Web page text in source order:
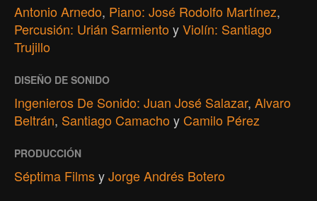
Antonio Arnedo, Piano: José Rodolfo Martínez,
Percusión: Urián SarmientoyViolín: Santiago
Trujillo
DISEÑO DE SONIDO
Ingenieros De Sonido: Juan José Salazar, Alvaro
Beltrán, Santiago Camachoy Camilo Pérez
PRODUCCIÓN
Séptima FilmsyJorge Andrés Botero